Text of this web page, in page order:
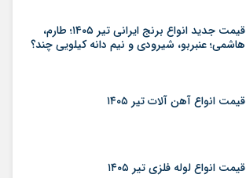
قیمت جدید انواع برنج ایرانی تیر ۱۴۰۵؛ طارم،
هاشمی؛ عنبربو، شیرودی و نیم دانه کیلویی چند؟
قیمت انواع آهن آلات تیر ۱۴۰۵
قیمت انواع لوله فلزی تیر ۱۴۰۵